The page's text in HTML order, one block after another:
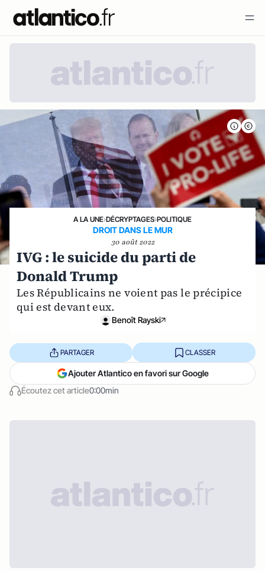
A LA UNE›DÉCRYPTAGES›POLITIQUE
DROIT DANS LE MUR
30 août 2022
IVG : le suicide du parti de
Donald Trump
Les Républicains ne voient pas le précipice
qui est devant eux.
Benoît Rayski
Écoutez cet article0:00min
PARTAGER CLASSER
Ajouter Atlantico en favori sur Google